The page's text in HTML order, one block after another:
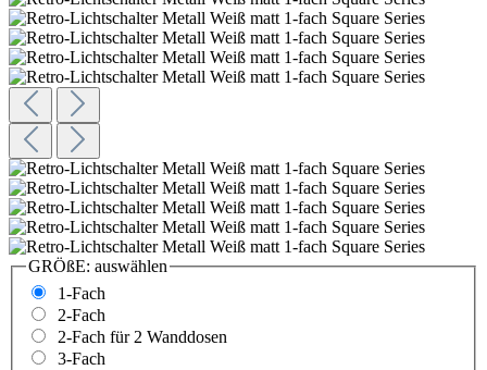
GRÖßE: auswählen
1-Fach
2-Fach
2-Fach für 2 Wanddosen
3-Fach